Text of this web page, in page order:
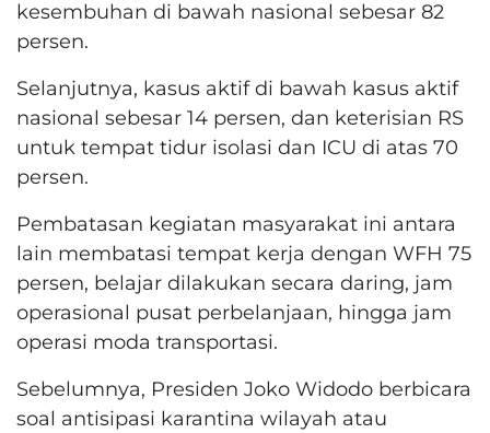
kesembuhan di bawah nasional sebesar 82
persen.
Selanjutnya, kasus aktif di bawah kasus aktif
nasional sebesar 14 persen, dan keterisian RS
untuk tempat tidur isolasi dan ICU di atas 70
persen.
Pembatasan kegiatan masyarakat ini antara
lain membatasi tempat kerja dengan WFH 75
persen, belajar dilakukan secara daring, jam
operasional pusat perbelanjaan, hingga jam
operasi moda transportasi.
Sebelumnya, Presiden Joko Widodo berbicara
soal antisipasi karantina wilayah atau